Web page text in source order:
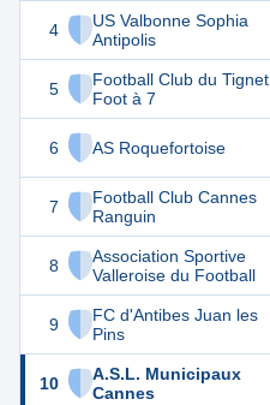
4
US Valbonne Sophia
Antipolis
5
Football Club du Tignet
Foot à 7
6 AS Roquefortoise
7
Football Club Cannes
Ranguin
8
Association Sportive
Valleroise du Football
9
FC d'Antibes Juan les
Pins
10
A.S.L. Municipaux
Cannes
28
24 16
22
20 16
12 16
1 16
0